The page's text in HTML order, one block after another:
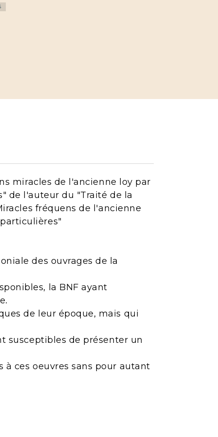
miracles de l'ancienne loy par
de l'auteur du "Traité de la
fréquens de l'ancienne
des ouvrages de la
la BNF ayant
de leur époque, mais qui
susceptibles de présenter un
ces oeuvres sans pour autant